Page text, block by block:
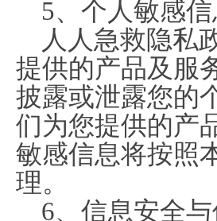
5、个人敏感
人人急救隐私
提供的产品及服
披露或泄露您的
们为您提供的产
敏感信息将按照
理。
6、信息安全